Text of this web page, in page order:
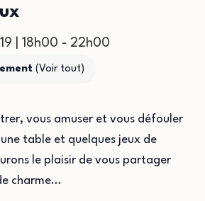
| 18h00 - 22h00
(Voir tout)
vous amuser et vous défouler
table et quelques jeux de
le plaisir de vous partager
charme…